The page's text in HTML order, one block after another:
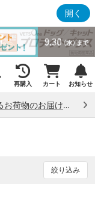
開く
再購入 カート お知らせ
熊本県熊本地方で発生した地震によるお荷物のお届け状況について （7/28）
絞り込み